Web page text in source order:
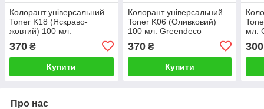
Колорант універсальний
Toner K18 (Яскраво-
жовтий) 100 мл.
370 ₴
Купити
Колорант універсальний
Toner K06 (Оливковий)
100 мл. Greendeco
370₴
Купити
мл.
300
Про нас